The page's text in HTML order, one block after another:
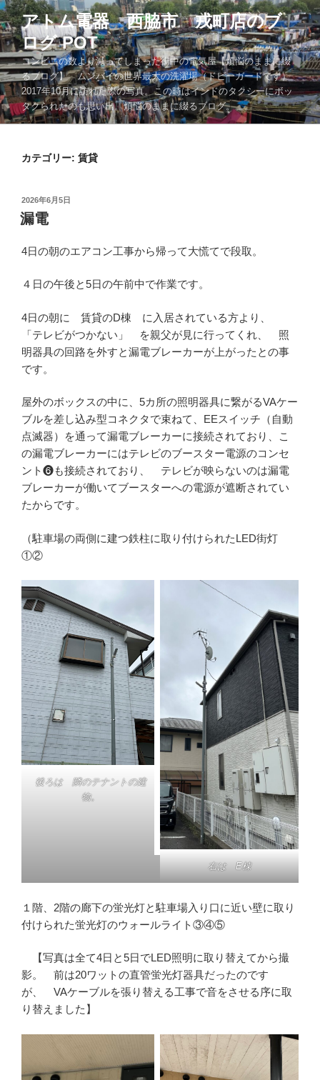
コ
ン
テ
ン
ツ
へ
ス
キ
アトム電器 西脇市 戎町店のブ
ログ POT
コンビニの数より減ってしまった街中の電気屋【煩悩のままに綴
るブログ】 ムンバイの世界最大の洗濯場（ドビーガードです）
2017年10月に訪れた際の写真。この時はインドのタクシーにボッ
タクられたのも思い出。煩悩のままに綴るブログ。。。
カテゴリー: 賃貸
投
稿
日:
2026年6月5日
漏電
4日の朝のエアコン工事から帰って大慌てで段取。
４日の午後と5日の午前中で作業です。
4日の朝に 賃貸のD棟 に入居されている方より、
「テレビがつかない」 を親父が見に行ってくれ、 照
明器具の回路を外すと漏電ブレーカーが上がったとの事
です。
屋外のボックスの中に、5カ所の照明器具に繋がるVAケー
ブルを差し込み型コネクタで束ねて、EEスイッチ（自動
点滅器）を通って漏電ブレーカーに接続されており、こ
の漏電ブレーカーにはテレビのブースター電源のコンセ
ント❻も接続されており、 テレビが映らないのは漏電
ブレーカーが働いてブースターへの電源が遮断されてい
たからです。
（駐車場の両側に建つ鉄柱に取り付けられたLED街灯
①②
後ろは 隣のテナントの建
物。
右は E棟
１階、2階の廊下の蛍光灯と駐車場入り口に近い壁に取り
付けられた蛍光灯のウォールライト③④⑤
【写真は全て4日と5日でLED照明に取り替えてから撮
影。 前は20ワットの直管蛍光灯器具だったのです
が、 VAケーブルを張り替える工事で音をさせる序に取
り替えました】